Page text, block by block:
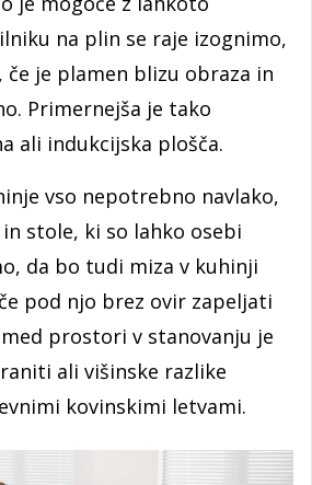
na plin se raje izognimo,
je plamen blizu obraza in
Primernejša je tako
ali indukcijska plošča.
vso nepotrebno navlako,
stole, ki so lahko osebi
da bo tudi miza v kuhinji
pod njo brez ovir zapeljati
prostori v stanovanju je
ali višinske razlike
kovinskimi letvami.